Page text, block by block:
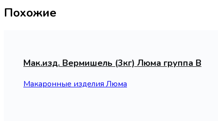
Похожие
Мак.изд. Вермишель (3кг) Люма группа В
Макаронные изделия Люма